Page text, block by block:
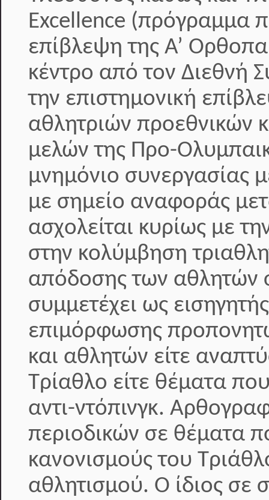
Excellence (πρόγραμμα
επίβλεψη της Α’
κέντρο από τον Διεθνή
την επιστημονική
αθλητριών προεθνικών
μελών της Προ-
μνημόνιο συνεργασίας
με σημείο αναφοράς
ασχολείται κυρίως με
στην κολύμβηση
απόδοσης των αθλητών
συμμετέχει ως
επιμόρφωσης
και αθλητών είτε
Τρίαθλο είτε θέματα
αντι-ντόπινγκ.
περιοδικών σε θέματα
κανονισμούς του
αθλητισμού. Ο ίδιος σε